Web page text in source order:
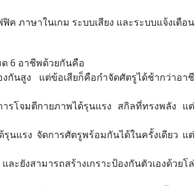
ค ภาษาในเกม ระบบเสียง และระบบแจ้งเตือน
6 อาชีพด้วยกันคือ
นสูง แต่ข้อเสียก็คือกำจัดศัตรูได้ช้ากว่าอาชี
รโจมตีกายภาพได้รุนแรง สกิลที่ทรงพลัง แต่
รุนแรง จัดการศัตรูพร้อมกันได้ในครั้งเดียว แต่
ะยังสามารถสร้างเกราะป้องกันตัวเองด้วยโล่